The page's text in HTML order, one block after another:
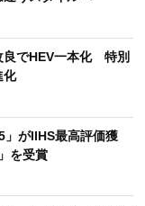
良でHEV一本化 特別
化
」がIIHS最高評価獲
を受賞